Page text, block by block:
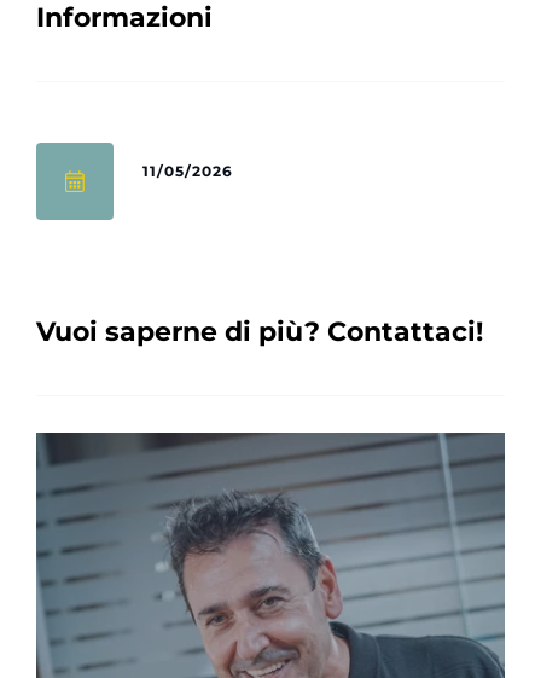
Informazioni
11/05/2026
Vuoi saperne di più? Contattaci!